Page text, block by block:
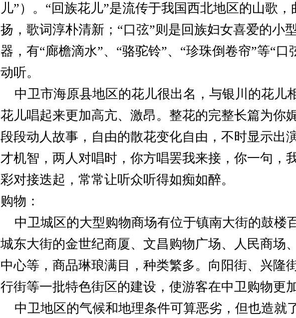
儿”）。“回族花儿”是流传于我国西北地区的山歌，
扬，歌词淳朴清新；“口弦”则是回族妇女喜爱的小
器，有“廊檐滴水”、“骆驼铃”、“珍珠倒卷帘”等“口
动听。
中卫市海原县地区的花儿很出名，与银川的花儿
花儿唱起来更加高亢、激昂。整花的完整长篇为你
段段动人故事，自由的散花变化自由，不时显示出
才机智，两人对唱时，你方唱罢我来接，你一句，
彩对接迭起，常常让听众听得如痴如醉。
购物：
中卫城区的大型购物商场有位于镇南大街的鼓楼
城东大街的金世纪商厦、文昌购物广场、人民商场
中心等，商品琳琅满目，种类繁多。向阳街、兴隆
行街等一批特色街区的建设，使游客在中卫购物更加
中卫地区的气候和地理条件可算恶劣，但也造就